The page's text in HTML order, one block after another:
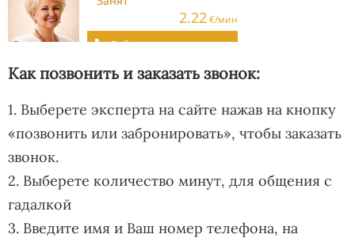
Как позвонить и заказать звонок:
1. Выберете эксперта на сайте нажав на кнопку
«позвонить или забронировать», чтобы заказать
звонок.
2. Выберете количество минут, для общения с
гадалкой
3. Введите имя и Ваш номер телефона, на